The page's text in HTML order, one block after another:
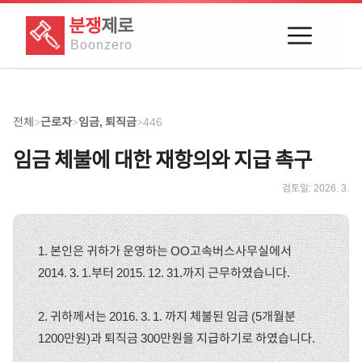
분쟁제로
Boonzero
전체>근로자>임금, 퇴직금>446
임금 체불에 대한 재항의와 지급 촉구
검토일:2026. 3.
1. 본인은 귀하가 운영하는 OO고속버스사무실에서
2014. 3. 1.부터 2015. 12. 31.까지 근무하였습니다.
2. 귀하께서는 2016. 3. 1. 까지 체불된 임금 (5개월분
1200만원)과 퇴직금 300만원을 지급하기로 하였습니다.